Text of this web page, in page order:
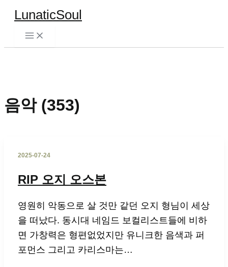
뛰
기
LunaticSoul
음악 (353)
2025-07-24
RIP 오지 오스본
영원히 악동으로 살 것만 같던 오지 형님이 세상
을 떠났다. 동시대 네임드 보컬리스트들에 비하
면 가창력은 형편없었지만 유니크한 음색과 퍼
포먼스 그리고 카리스마는…